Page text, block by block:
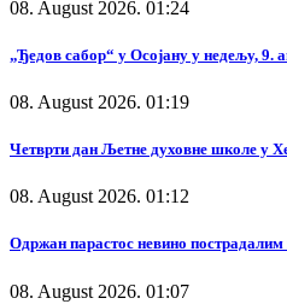
08. August 2026. 01:24
„Ђедов сабор“ у Осојану у недељу, 9.
08. August 2026. 01:19
Четврти дан Љетне духовне школе у
08. August 2026. 01:12
Одржан парастос невино пострадалим
08. August 2026. 01:07